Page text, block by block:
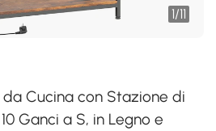
1/11
Cucina con Stazione di
Ganci a S, in Legno e